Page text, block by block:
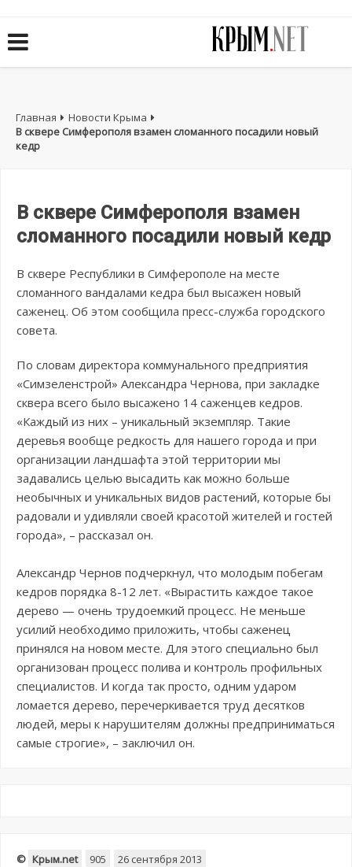
Главная
Новости Крыма
В сквере Симферополя взамен сломанного посадили новый
кедр
В сквере Симферополя взамен
сломанного посадили новый кедр
В сквере Республики в Симферополе на месте
сломанного вандалами кедра был высажен новый
саженец. Об этом сообщила пресс-служба городского
совета.
По словам директора коммунального предприятия
«Симзеленстрой» Александра Чернова, при закладке
сквера всего было высажено 14 саженцев кедров.
«Каждый из них – уникальный экземпляр. Такие
деревья вообще редкость для нашего города и при
организации ландшафта этой территории мы
задавались целью высадить как можно больше
необычных и уникальных видов растений, которые бы
радовали и удивляли своей красотой жителей и гостей
города», – рассказал он.
Александр Чернов подчеркнул, что молодым побегам
кедров порядка 8-12 лет. «Вырастить каждое такое
дерево — очень трудоемкий процесс. Не меньше
усилий необходимо приложить, чтобы саженец
принялся на новом месте. Для этого специально был
организован процесс полива и контроль профильных
специалистов. И когда так просто, одним ударом
ломается дерево, перечеркивается труд десятков
людей, меры к нарушителям должны предприниматься
самые строгие», – заключил он.
© Крым.net 905
26 сентября 2013